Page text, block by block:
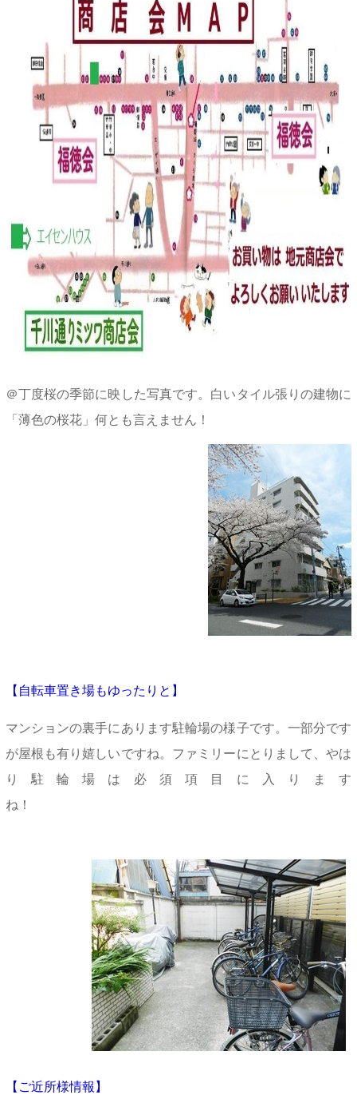
＠丁度桜の季節に映した写真です。白いタイル張りの建物に
「薄色の桜花」何とも言えません！
【自転車置き場もゆったりと】
マンションの裏手にあります駐輪場の様子です。一部分です
が屋根も有り嬉しいですね。ファミリーにとりまして、やは
り駐輪場は必須項目に入ります
ね！
【ご近所様情報】